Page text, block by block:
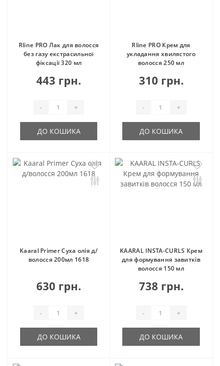
Rline PRO Лак для волосся
без газу екстрасильної
фіксації 320 мл
443 грн.
- +
ДО КОШИКА
Rline PRO Крем для
укладання хвилястого
волосся 250 мл
310 грн.
- +
ДО КОШИКА
Kaaral Primer Суха олія д/
волосся 200мл 1618
630 грн.
- +
ДО КОШИКА
KAARAL INSTA-CURLS Крем
для формування завитків
волосся 150 мл
738 грн.
- +
ДО КОШИКА